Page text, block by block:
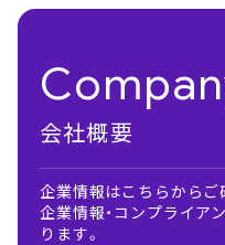
会社概要
企業情報はこちらからご
企業情報・コンプライア
ります。